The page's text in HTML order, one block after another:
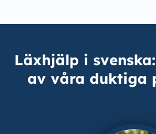
Läxhjälp i
av våra duktiga